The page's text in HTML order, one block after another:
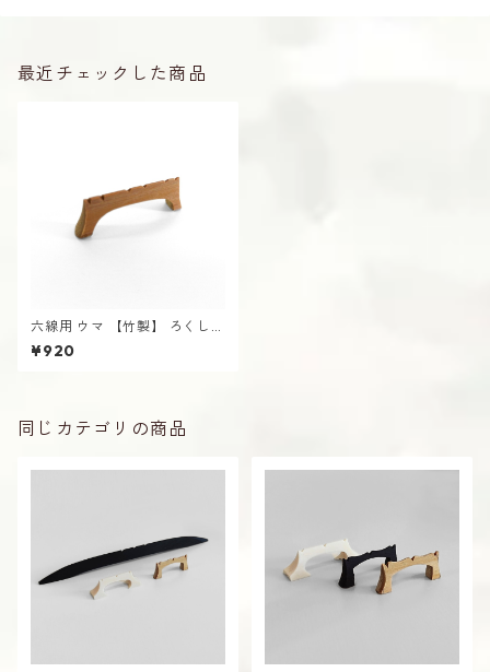
最近チェックした商品
六線用 ウマ 【竹製】 ろくしん
うま
¥920
同じカテゴリの商品